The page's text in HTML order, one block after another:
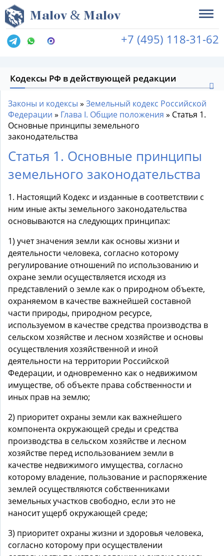
Malov & Malov
+7 (495) 118-31-62
Кодексы РФ в действующей редакции
Законы и кодексы » Земельный кодекс Российской
Федерации » Глава I. Общие положения » Статья 1.
Основные принципы земельного
законодательства
Статья 1. Основные принципы
земельного законодательства
1. Настоящий Кодекс и изданные в соответствии с
ним иные акты земельного законодательства
основываются на следующих принципах:
1) учет значения земли как основы жизни и
деятельности человека, согласно которому
регулирование отношений по использованию и
охране земли осуществляется исходя из
представлений о земле как о природном объекте,
охраняемом в качестве важнейшей составной
части природы, природном ресурсе,
используемом в качестве средства производства в
сельском хозяйстве и лесном хозяйстве и основы
осуществления хозяйственной и иной
деятельности на территории Российской
Федерации, и одновременно как о недвижимом
имуществе, об объекте права собственности и
иных прав на землю;
2) приоритет охраны земли как важнейшего
компонента окружающей среды и средства
производства в сельском хозяйстве и лесном
хозяйстве перед использованием земли в
качестве недвижимого имущества, согласно
которому владение, пользование и распоряжение
землей осуществляются собственниками
земельных участков свободно, если это не
наносит ущерб окружающей среде;
3) приоритет охраны жизни и здоровья человека,
согласно которому при осуществлении